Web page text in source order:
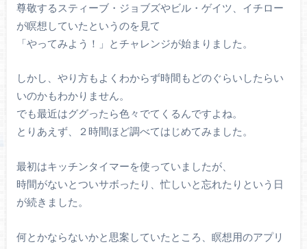
尊敬するスティーブ・ジョブズやビル・ゲイツ、イチロー
が瞑想していたというのを見て
「やってみよう！」とチャレンジが始まりました。
しかし、やり方もよくわからず時間もどのぐらいしたらい
いのかもわかりません。
でも最近はググったら色々でてくるんですよね。
とりあえず、２時間ほど調べてはじめてみました。
最初はキッチンタイマーを使っていましたが、
時間がないとついサボったり、忙しいと忘れたりという日
が続きました。
何とかならないかと思案していたところ、瞑想用のアプリ